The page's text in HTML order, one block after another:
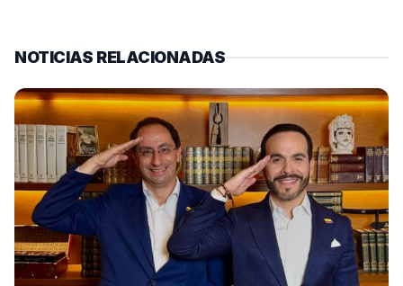
NOTICIAS RELACIONADAS